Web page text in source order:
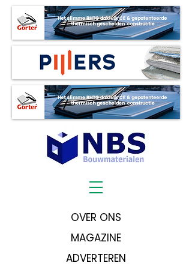
OVER ONS
MAGAZINE
ADVERTEREN